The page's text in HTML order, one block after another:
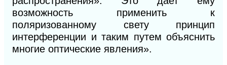
возможность применить к
поляризованному свету принцип
интерференции и таким путем объяснить
многие оптические явления».